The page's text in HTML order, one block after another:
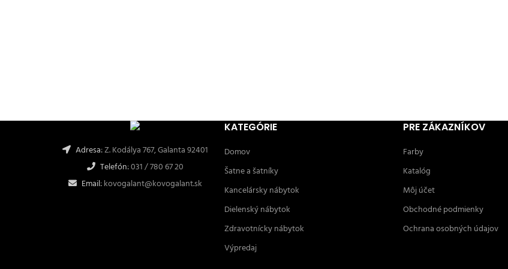
Adresa:Z. Kodálya 767, Galanta 92401
Telefón:031 / 780 67 20
Email:kovogalant@kovogalant.sk
KATEGÓRIE
Domov
Šatne a šatníky
Kancelársky nábytok
Dielenský nábytok
Zdravotnícky nábytok
Výpredaj
PRE ZÁKAZNÍKOV
Farby
Katalóg
Môj účet
Obchodné podmienky
Ochrana osobných údajov